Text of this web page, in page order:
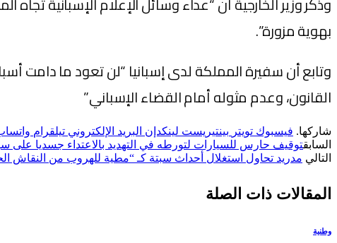
بهوية مزورة”.
وتابع أن سفيرة المملكة لدى إسبانيا “لن تعود ما دامت
القانون، وعدم مثوله أمام القضاء الإسباني”
شاركها. فيسبوك تويتر بينتيريست لينكدإن البريد الإلكتروني تيلقرام
السابقتوقيف حارس للسيارات لتورطه في التهديد بالاعتداء جسديا على
التالي مدريد تحاول استغلال أحداث سبتة كـ “مطية للهروب من النقاش
المقالات ذات الصلة
وطنية